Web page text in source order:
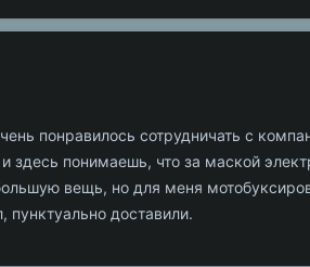
понравилось сотрудничать с
здесь понимаешь, что за маской
вещь, но для меня
пунктуально доставили.